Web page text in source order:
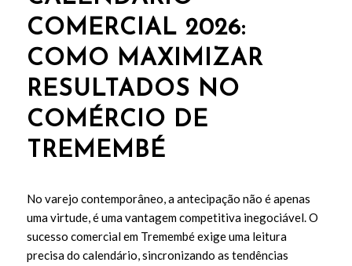
COMERCIAL 2026:
COMO MAXIMIZAR
RESULTADOS NO
COMÉRCIO DE
TREMEMBÉ
No varejo contemporâneo, a antecipação não é apenas
uma virtude, é uma vantagem competitiva inegociável. O
sucesso comercial em Tremembé exige uma leitura
precisa do calendário, sincronizando as tendências